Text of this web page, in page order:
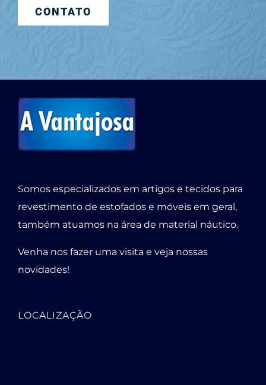
CONTATO
Somos especializados em artigos e tecidos para
revestimento de estofados e móveis em geral,
também atuamos na área de material náutico.
Venha nos fazer uma visita e veja nossas
novidades!
LOCALIZAÇÃO